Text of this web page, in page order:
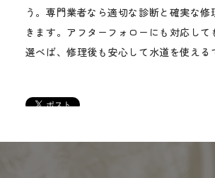
う。専門業者なら適切な診断と確実な修
きます。アフターフォローにも対応して
選べば、修理後も安心して水道を使える